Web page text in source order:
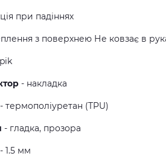
при падіннях
з поверхнею Не ковзає в
- накладка
- термополiуретан (TPU)
- гладка, прозора
- 1.5 мм